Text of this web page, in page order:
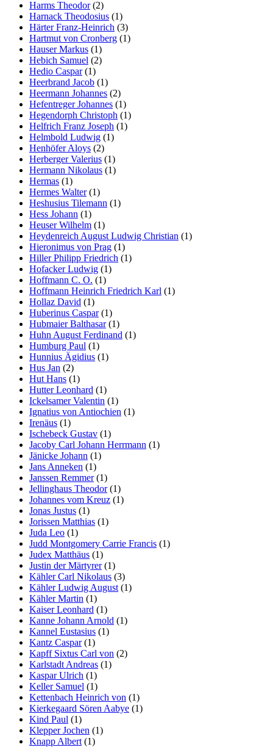
Harms Theodor(2)
Harnack Theodosius (1)
Härter Franz-Heinrich (3)
Hartmut von Cronberg (1)
Hauser Markus (1)
Hebich Samuel (2)
Hedio Caspar(1)
Heerbrand Jacob (1)
Heermann Johannes (2)
Hefentreger Johannes (1)
Hegendorph Christoph (1)
Helfrich Franz Joseph (1)
Helmbold Ludwig (1)
Henhöfer Aloys (2)
Herberger Valerius (1)
Hermann Nikolaus (1)
Hermas (1)
Hermes Walter(1)
Heshusius Tilemann (1)
Hess Johann (1)
Heuser Wilhelm (1)
Heydenreich August Ludwig Christian (1)
Hieronimus von Prag (1)
Hiller Philipp Friedrich (1)
Hofacker Ludwig (1)
Hoffmann C. O. (1)
Hoffmann Heinrich Friedrich Karl (1)
Hollaz David (1)
Huberinus Caspar(1)
Hubmaier Balthasar(1)
Huhn August Ferdinand (1)
Humburg Paul (1)
Hunnius Ägidius (1)
Hus Jan (2)
Hut Hans (1)
Hutter Leonhard (1)
Ickelsamer Valentin (1)
Ignatius von Antiochien (1)
Irenäus (1)
Ischebeck Gustav (1)
Jacoby Carl Johann Herrmann (1)
Jänicke Johann (1)
Jans Anneken (1)
Janssen Remmer(1)
Jellinghaus Theodor(1)
Johannes vom Kreuz (1)
Jonas Justus (1)
Jorissen Matthias (1)
Juda Leo (1)
Judd Montgomery Carrie Francis (1)
Judex Matthäus (1)
Justin der Märtyrer(1)
Kähler Carl Nikolaus (3)
Kähler Ludwig August (1)
Kähler Martin (1)
Kaiser Leonhard (1)
Kanne Johann Arnold (1)
Kannel Eustasius (1)
Kantz Caspar(1)
Kapff Sixtus Carl von (2)
Karlstadt Andreas (1)
Kaspar Ulrich (1)
Keller Samuel (1)
Kettenbach Heinrich von (1)
Kierkegaard Sören Aabye (1)
Kind Paul (1)
Klepper Jochen (1)
Knapp Albert (1)